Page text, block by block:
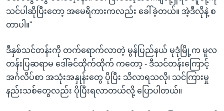
သင်ပါဆိုပြီးတော့ အမေရိကားကလည်း ခေါ်ခဲ့တယ်။ အဲ့ဒီလိုနဲ့ စ
တာပါ။"
ဒီနှစ်သင်တန်းကို တက်ရောက်လာတဲ့ မွန်ပြည်နယ် မုဒုံမြို့က မူလ
တန်းပြဆရာမ ဒေါ်ခင်ထိုက်ထိုက် ကတော့ - ဒီသင်တန်းကြောင့်
အင်္ဂလိပ်စာ အသုံးအနှုန်းတွေ ပိုပြီး သိလာရသလို၊ သင်ကြားမှု
နည်းသစ်တွေလည်း ပိုပြီးရလာတယ်လို့ ပြောပါတယ်။